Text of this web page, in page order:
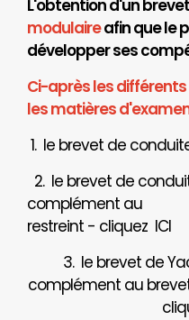
L'obtention d'un
modulaireafin que le
développer ses
Ci-après les
les matières
1. le brevet de
2. le brevet de
complément au
restreint - cliquez ICI
3. le brevet de
complément au